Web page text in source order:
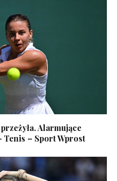
Alarmujące
Tenis – Sport Wprost